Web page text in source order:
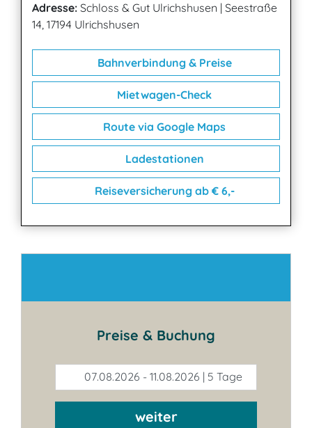
Adresse: Schloss & Gut Ulrichshusen | Seestraße
14, 17194 Ulrichshusen
Bahnverbindung & Preise
Mietwagen-Check
Route via Google Maps
Ladestationen
Reiseversicherung ab € 6,-
Preise & Buchung
07.08.2026 - 11.08.2026 | 5 Tage
weiter